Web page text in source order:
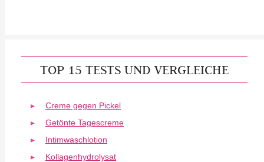
TOP 15 TESTS UND VERGLEICHE
Creme gegen Pickel
Getönte Tagescreme
Intimwaschlotion
Kollagenhydrolysat